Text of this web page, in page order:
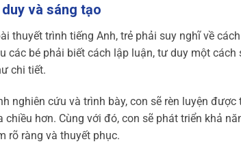
và sáng tạo
thuyết trình tiếng Anh, trẻ phải suy nghĩ về
các bé phải biết cách lập luận, tư duy một
chi tiết.
nghiên cứu và trình bày, con sẽ rèn luyện
hơn. Cùng với đó, con sẽ phát triển khả
rõ ràng và thuyết phục.